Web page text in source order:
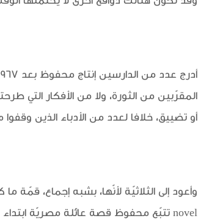
المقرّبين من الثورة، ولا من الأفكار التي
أو تضييق، خلافا لعدد من الأدباء الذين